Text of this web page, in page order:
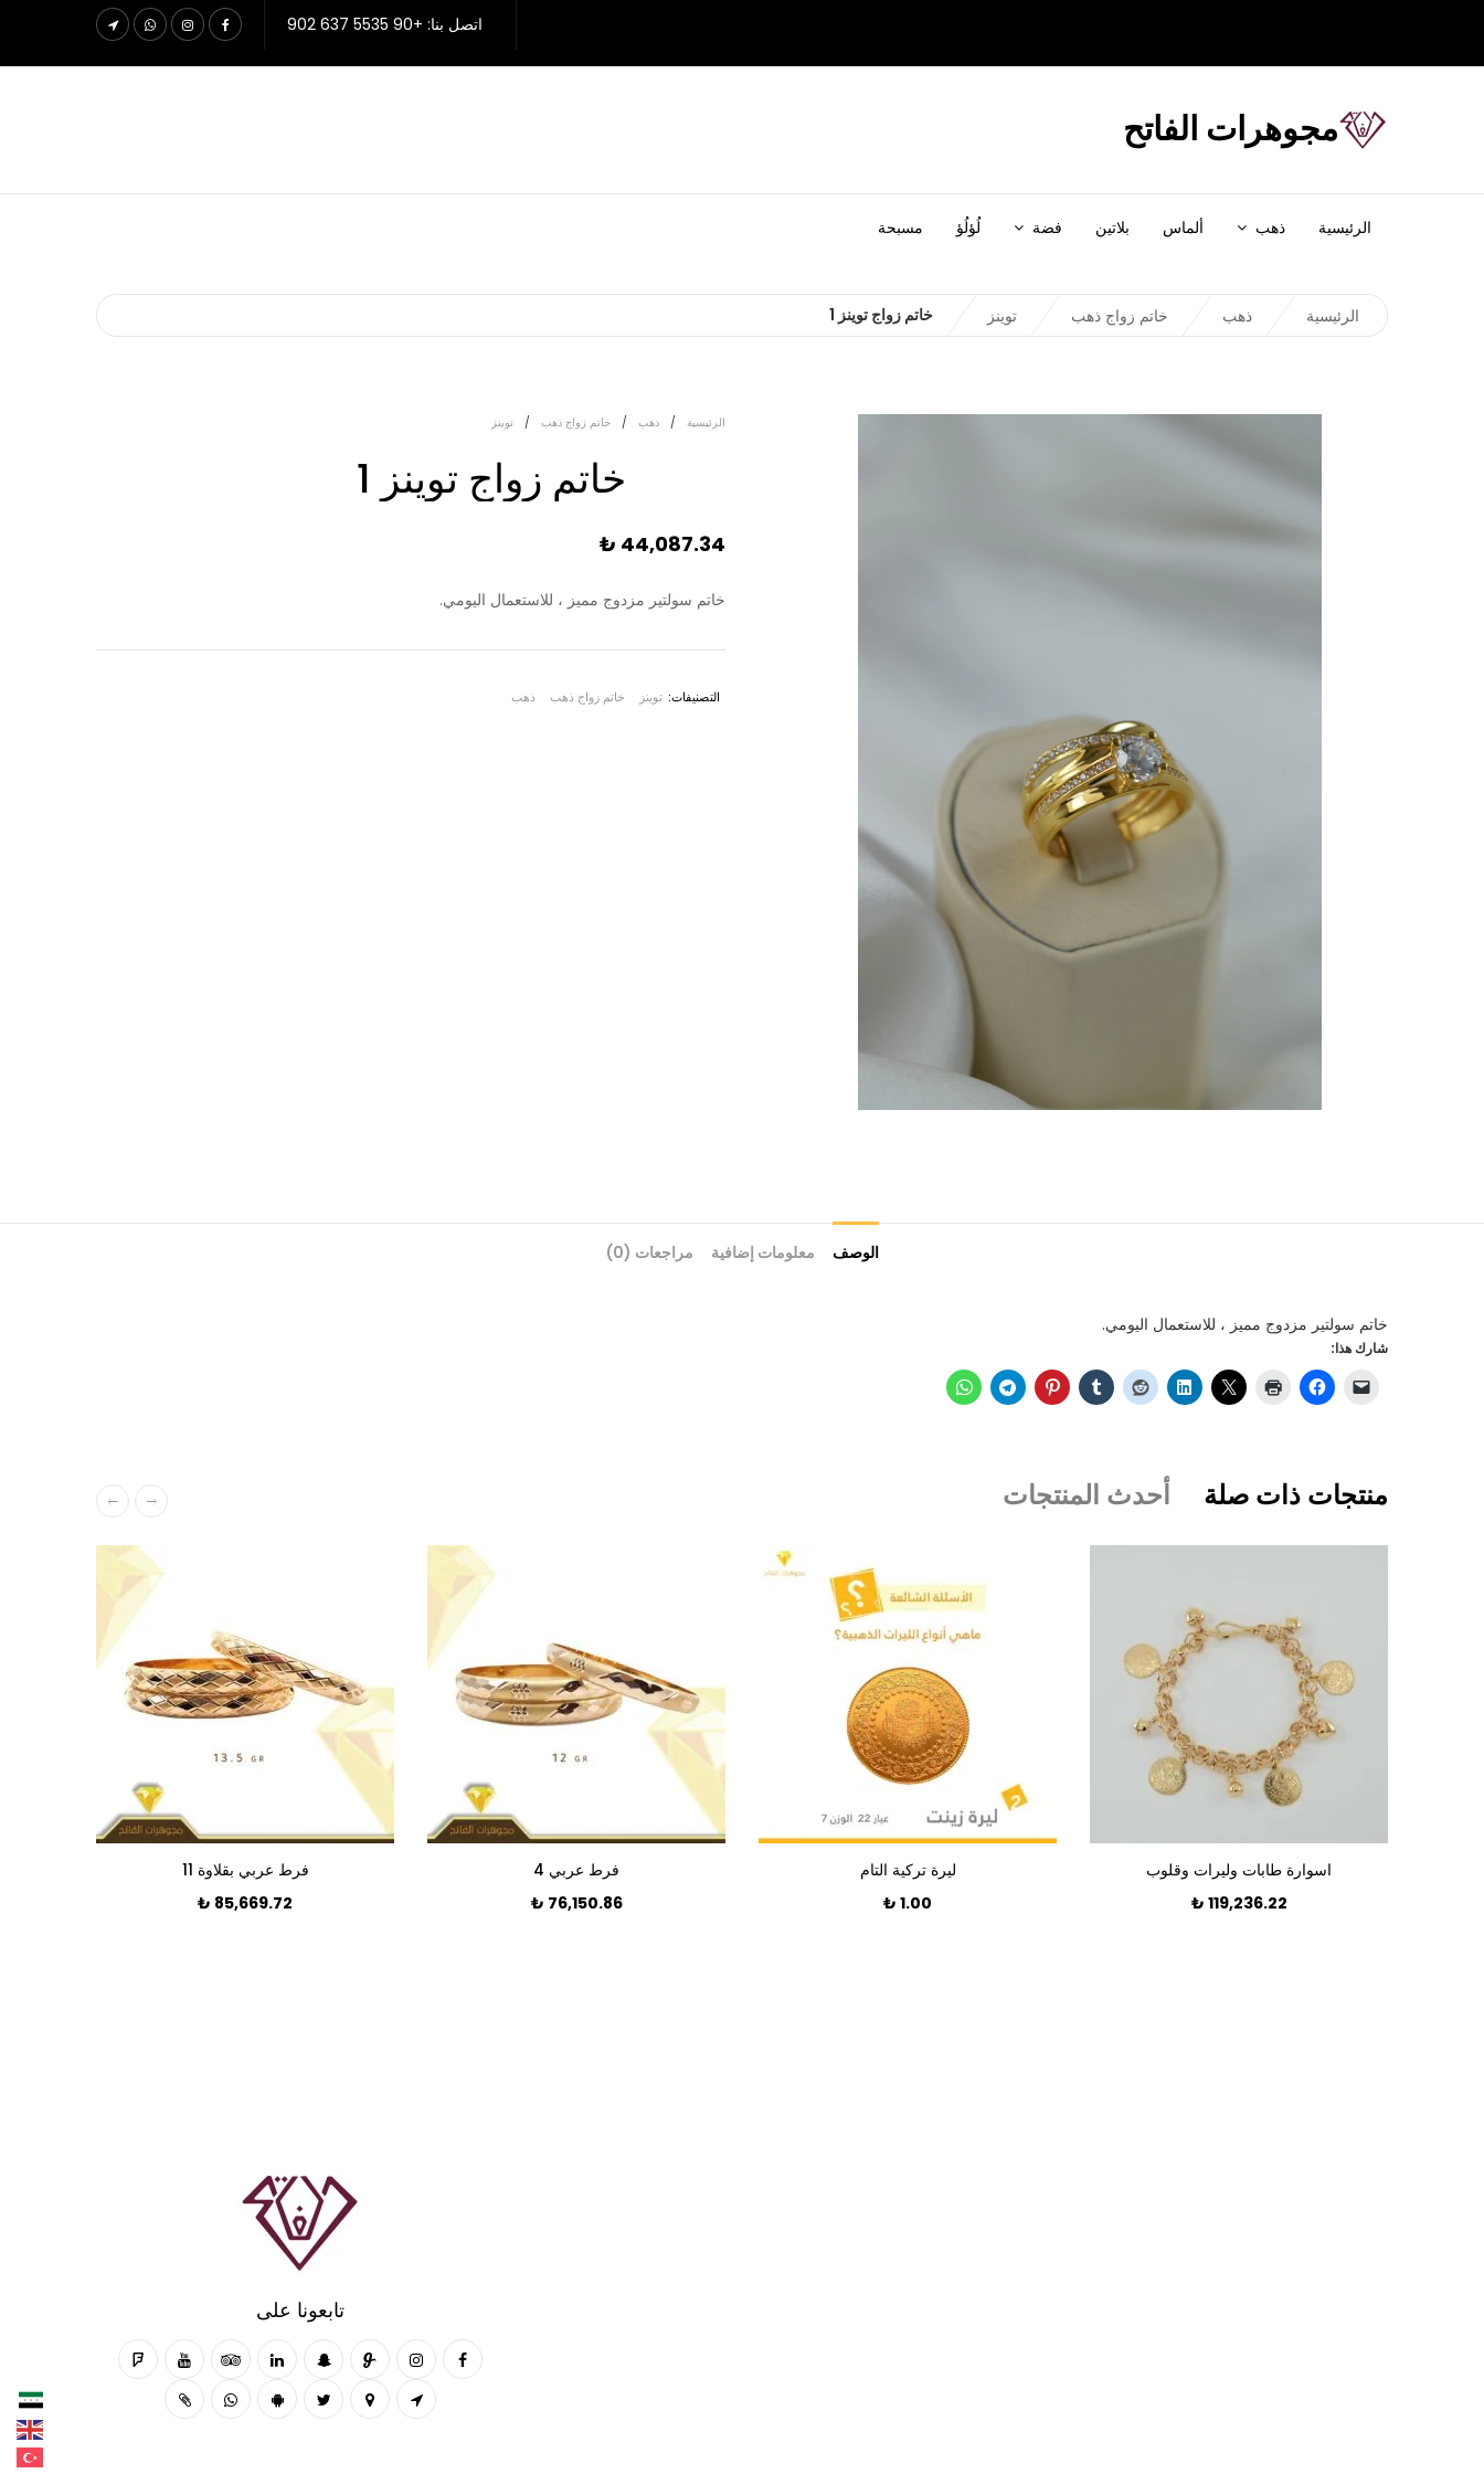
اتصل بنا: +90 5535 637 902
مجوهرات الفاتح
الرئيسية ذهب ألماس بلاتين فضة لُؤلُؤ مسبحة
الرئيسية ذهب خاتم زواج ذهب توينز خاتم زواج توينز 1
الرئيسية / ذهب / خاتم زواج ذهب / توينز
خاتم زواج توينز 1
₺ 44,087.34
خاتم سولتير مزدوج مميز ، للاستعمال اليومي.
التصنيفات: توينز خاتم زواج ذهب ذهب
الوصف معلومات إضافية مراجعات (0)
خاتم سولتير مزدوج مميز ، للاستعمال اليومي.
شارك هذا:
منتجات ذات صلة أحدث المنتجات
فرط عربي بقلاوة 11
₺ 85,669.72
فرط عربي 4
₺ 76,150.86
ليرة تركية التام
₺ 1.00
اسوارة طابات وليرات وقلوب
₺ 119,236.22
تابعونا على